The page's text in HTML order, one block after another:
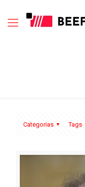
Categorias Tags